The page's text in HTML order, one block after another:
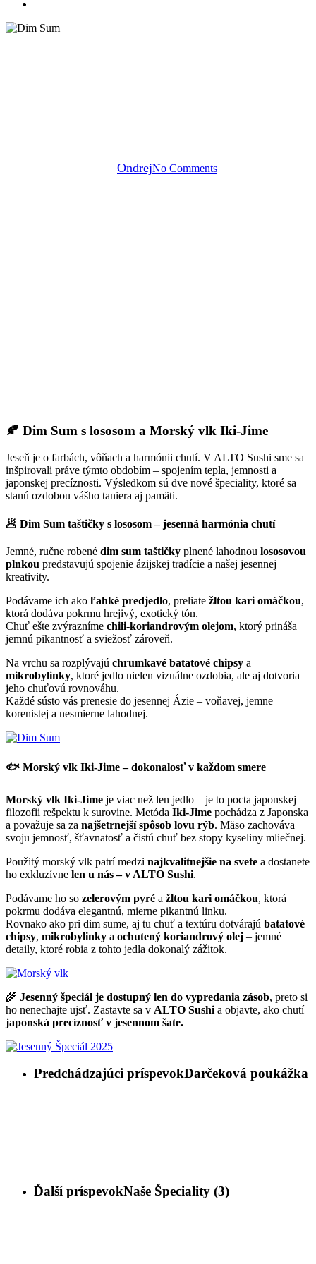
OndrejNo Comments
🍂 Dim Sum s lososom a Morský vlk Iki-Jime
Jeseň je o farbách, vôňach a harmónii chutí. V ALTO Sushi sme sa
inšpirovali práve týmto obdobím – spojením tepla, jemnosti a
japonskej precíznosti. Výsledkom sú dve nové špeciality, ktoré sa
stanú ozdobou vášho taniera aj pamäti.
🥟 Dim Sum taštičky s lososom – jesenná harmónia chutí
Jemné, ručne robené dim sum taštičky plnené lahodnou lososovou
plnkou predstavujú spojenie ázijskej tradície a našej jesennej
kreativity.
Podávame ich ako ľahké predjedlo, preliate žltou kari omáčkou,
ktorá dodáva pokrmu hrejivý, exotický tón.
Chuť ešte zvýrazníme chili-koriandrovým olejom, ktorý prináša
jemnú pikantnosť a sviežosť zároveň.
Na vrchu sa rozplývajú chrumkavé batatové chipsy a
mikrobylinky, ktoré jedlo nielen vizuálne ozdobia, ale aj dotvoria
jeho chuťovú rovnováhu.
Každé sústo vás prenesie do jesennej Ázie – voňavej, jemne
korenistej a nesmierne lahodnej.
🐟 Morský vlk Iki-Jime – dokonalosť v každom smere
Morský vlk Iki-Jime je viac než len jedlo – je to pocta japonskej
filozofii rešpektu k surovine. Metóda Iki-Jime pochádza z Japonska
a považuje sa za najšetrnejší spôsob lovu rýb. Mäso zachováva
svoju jemnosť, šťavnatosť a čistú chuť bez stopy kyseliny mliečnej.
Použitý morský vlk patrí medzi najkvalitnejšie na svete a dostanete
ho exkluzívne len u nás – v ALTO Sushi.
Podávame ho so zelerovým pyré a žltou kari omáčkou, ktorá
pokrmu dodáva elegantnú, mierne pikantnú linku.
Rovnako ako pri dim sume, aj tu chuť a textúru dotvárajú batatové
chipsy, mikrobylinky a ochutený koriandrový olej – jemné
detaily, ktoré robia z tohto jedla dokonalý zážitok.
🌾 Jesenný špeciál je dostupný len do vypredania zásob, preto si
ho nenechajte ujsť. Zastavte sa v ALTO Sushi a objavte, ako chutí
japonská precíznosť v jesennom šate.
Predchádzajúci príspevokDarčeková poukážka
Ďalší príspevokNaše Špeciality (3)